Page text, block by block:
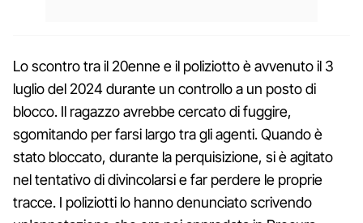
Lo scontro tra il 20enne e il poliziotto è avvenuto il 3
luglio del 2024 durante un controllo a un posto di
blocco. Il ragazzo avrebbe cercato di fuggire,
sgomitando per farsi largo tra gli agenti. Quando è
stato bloccato, durante la perquisizione, si è agitato
nel tentativo di divincolarsi e far perdere le proprie
tracce. I poliziotti lo hanno denunciato scrivendo